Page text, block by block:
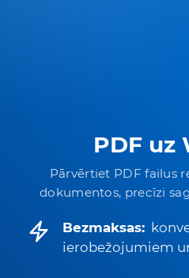
PDF uz
Pārvērtiet PDF failus
dokumentos, precīzi
Bezmaksas:
ierobežojumiem